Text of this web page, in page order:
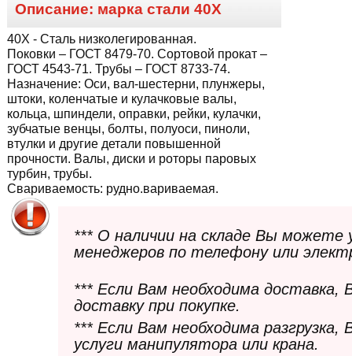
Описание: марка стали 40Х
40Х - Сталь низколегированная.
Поковки – ГОСТ 8479-70. Сортовой прокат –
ГОСТ 4543-71. Трубы – ГОСТ 8733-74.
Назначение: Оси, вал-шестерни, плунжеры,
штоки, коленчатые и кулачковые валы,
кольца, шпиндели, оправки, рейки, кулачки,
зубчатые венцы, болты, полуоси, пиноли,
втулки и другие детали повышенной
прочности. Валы, диски и роторы паровых
турбин, трубы.
Свариваемость: рудно.вариваемая.
*** О наличии на складе Вы можете
менеджеров по телефону или
*** Если Вам необходима
доставку при покупке.
*** Если Вам необходима
услуги манипулятора или крана.